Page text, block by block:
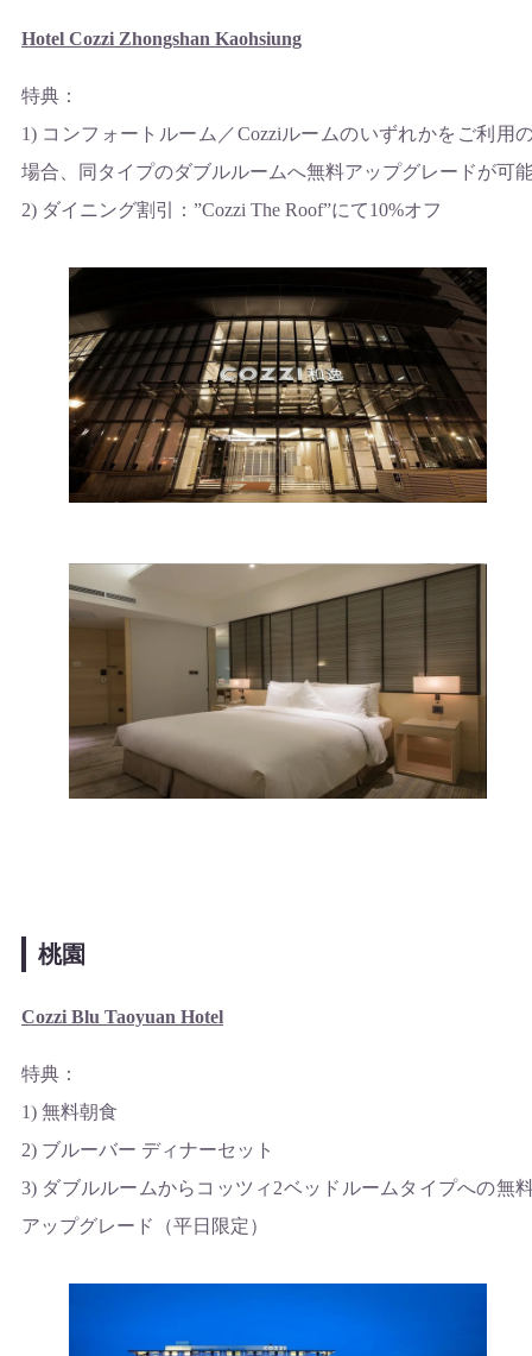
Hotel Cozzi Zhongshan Kaohsiung
特典：
1) コンフォートルーム／Cozziルームのいずれかをご利用
場合、同タイプのダブルルームへ無料アップグレードが可
2) ダイニング割引：”Cozzi The Roof”にて10%オフ
桃園
Cozzi Blu Taoyuan Hotel
特典：
1) 無料朝食
2) ブルーバー ディナーセット
3) ダブルルームからコッツィ2ベッドルームタイプへの無
アップグレード（平日限定）